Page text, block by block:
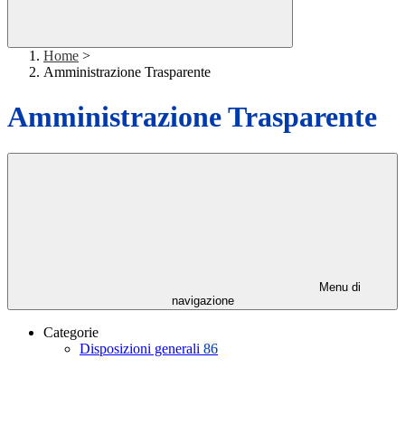
Home >
Amministrazione Trasparente
Amministrazione Trasparente
Menu di
navigazione
Categorie
Disposizioni generali 86